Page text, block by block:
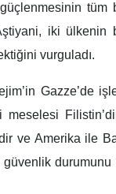
tüm
iki ülkenin
vurguladı.
Gazze’de
ve Amerika ile
durumunu